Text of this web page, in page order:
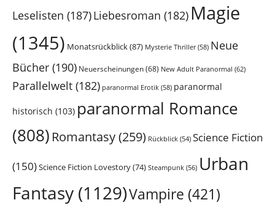
Leselisten (187)Liebesroman (182) Magie
(1345) Monatsrückblick(87) Mysterie Thriller(58) Neue
Bücher (190) Neuerscheinungen(68) New Adult Paranormal (62)
Parallelwelt (182) paranormal Erotik (58) paranormal
historisch (103) paranormal Romance
(808) Romantasy(259) Rückblick (54) Science Fiction
(150)Science Fiction Lovestory(74) Steampunk (56) Urban
Fantasy (1129)Vampire (421)